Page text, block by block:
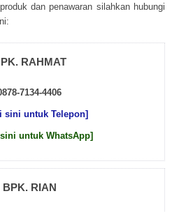
dаn реnаwаrаn sіlаhkаn hubungі
RAHMAT
7134-4406
sini untuk Telepon]
untuk WhatsApp]
BPK. RIAN